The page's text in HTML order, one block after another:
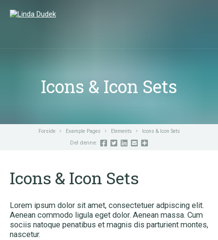
Icons & Icon Sets
Forside Example Pages Elements
Icons & Icon Sets
Del denne:
Icons & Icon Sets
Lorem ipsum dolor sit amet, consectetuer adpiscing elit.
Aenean commodo ligula eget dolor. Aenean massa. Cum
sociis natoque penatibus et magnis dis parturient montes,
nascetur.